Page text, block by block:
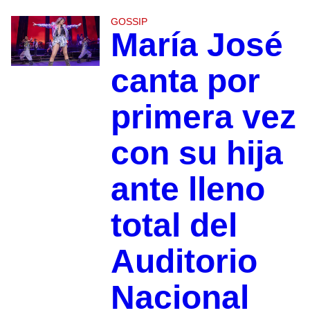
GOSSIP
María José
canta por
primera vez
con su hija
ante lleno
total del
Auditorio
Nacional